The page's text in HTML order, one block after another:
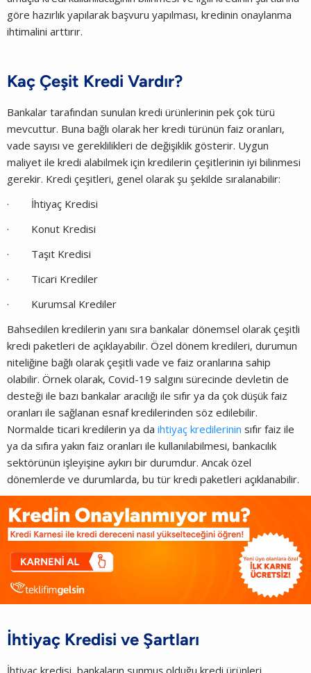
göre hazırlık yapılarak başvuru yapılması, kredinin onaylanma
ihtimalini arttırır.
Kaç Çeşit Kredi Vardır?
Bankalar tarafından sunulan kredi ürünlerinin pek çok türü
mevcuttur. Buna bağlı olarak her kredi türünün faiz oranları,
vade sayısı ve gereklilikleri de değişiklik gösterir. Uygun
maliyet ile kredi alabilmek için kredilerin çeşitlerinin iyi bilinmesi
gerekir. Kredi çeşitleri, genel olarak şu şekilde sıralanabilir:
· İhtiyaç Kredisi
· Konut Kredisi
· Taşıt Kredisi
· Ticari Krediler
· Kurumsal Krediler
Bahsedilen kredilerin yanı sıra bankalar dönemsel olarak çeşitli
kredi paketleri de açıklayabilir. Özel dönem kredileri, durumun
niteliğine bağlı olarak çeşitli vade ve faiz oranlarına sahip
olabilir. Örnek olarak, Covid-19 salgını sürecinde devletin de
desteği ile bazı bankalar aracılığı ile sıfır ya da çok düşük faiz
oranları ile sağlanan esnaf kredilerinden söz edilebilir.
Normalde ticari kredilerin ya da ihtiyaç kredilerinin sıfır faiz ile
ya da sıfıra yakın faiz oranları ile kullanılabilmesi, bankacılık
sektörünün işleyişine aykırı bir durumdur. Ancak özel
dönemlerde ve durumlarda, bu tür kredi paketleri açıklanabilir.
İhtiyaç Kredisi ve Şartları
İhtiyaç kredisi, bankaların sunmuş olduğu kredi ürünleri